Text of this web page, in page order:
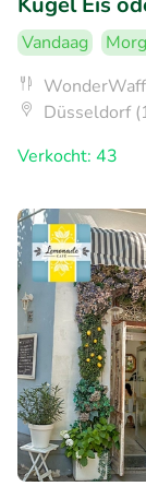
Vandaag
Düsseldorf
Verkocht: 43